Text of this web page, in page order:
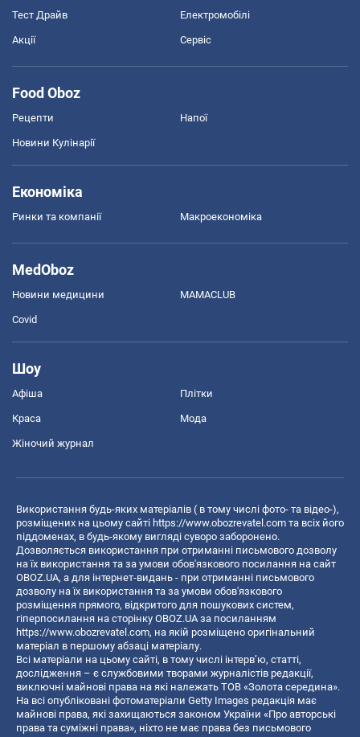
Тест Драйв Електромобілі
Акції Сервіс
Food Oboz
Рецепти Напої
Новини Кулінарії
Економіка
Ринки та компанії Макроекономіка
MedOboz
Новини медицини MAMACLUB
Covid
Шоу
Афіша Плітки
Краса Мода
Жіночий журнал
Використання будь-яких матеріалів ( в тому числі фото- та відео-),
розміщених на цьому сайті https://www.obozrevatel.com та всіх його
піддоменах, в будь-якому вигляді суворо заборонено.
Дозволяється використання при отриманні письмового дозволу
на їх використання та за умови обов'язкового посилання на сайт
OBOZ.UA, а для інтернет-видань - при отриманні письмового
дозволу на їх використання та за умови обов'язкового
розміщення прямого, відкритого для пошукових систем,
гіперпосилання на сторінку OBOZ.UA за посиланням
https://www.obozrevatel.com, на якій розміщено оригінальний
матеріал в першому абзаці матеріалу.
Всі матеріали на цьому сайті, в тому числі інтерв’ю, статті,
дослідження – є службовими творами журналістів редакції,
виключні майнові права на які належать ТОВ «Золота середина».
На всі опубліковані фотоматеріали Getty Images редакція має
майнові права, які захищаються законом України «Про авторські
права та суміжні права», ніхто не має права без письмового